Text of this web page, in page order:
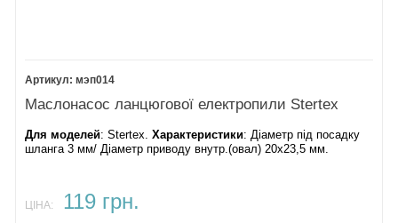
мэп014
Маслонасос ланцюгової електропили Stertex
Для моделей: Stertex.Характеристики: Діаметр під посадку
шланга 3 мм/ Діаметр приводу внутр.(овал) 20х23,5 мм.
ЦІНА: 119 грн.